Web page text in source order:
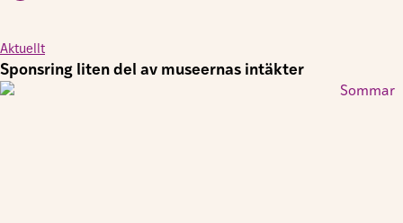
Aktuellt
Sponsring liten del av museernas intäkter